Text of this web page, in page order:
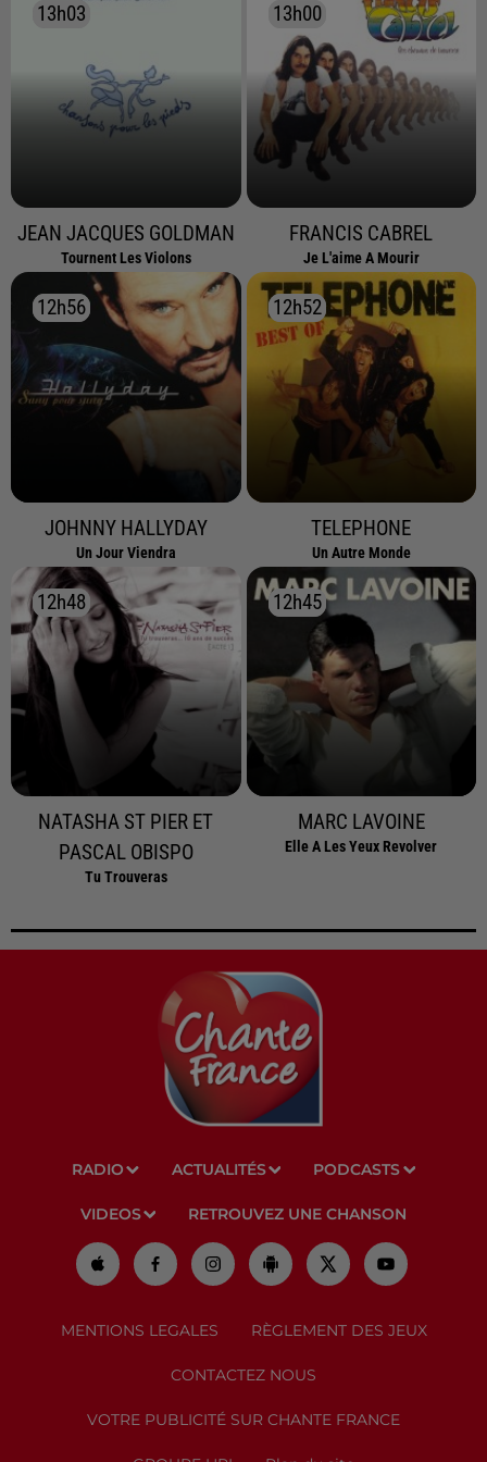
13h03
13h03
JEAN JACQUES GOLDMAN
Tournent Les Violons
13h00
13h00
FRANCIS CABREL
Je L'aime A Mourir
12h56
12h56
JOHNNY HALLYDAY
Un Jour Viendra
12h52
12h52
TELEPHONE
Un Autre Monde
12h48
12h48
NATASHA ST PIER ET
PASCAL OBISPO
Tu Trouveras
12h45
12h45
MARC LAVOINE
Elle A Les Yeux Revolver
RADIO ACTUALITÉS PODCASTS
VIDEOS RETROUVEZ UNE CHANSON
MENTIONS LEGALES RÈGLEMENT DES JEUX
CONTACTEZ NOUS
VOTRE PUBLICITÉ SUR CHANTE FRANCE